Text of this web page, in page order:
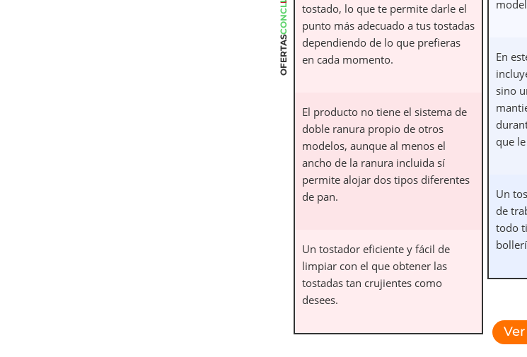
OFERTAS
tostado, lo que te permite darle el
punto más adecuado a tus tostadas
dependiendo de lo que prefieras
en cada momento.
El producto no tiene el sistema de
doble ranura propio de otros
modelos, aunque al menos el
ancho de la ranura incluida sí
permite alojar dos tipos diferentes
de pan.
Un tostador eficiente y fácil de
limpiar con el que obtener las
tostadas tan crujientes como
desees.
En
sino
que
Un
de
todo